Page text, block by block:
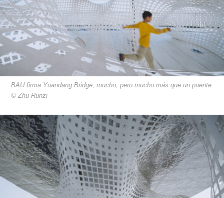
BAU firma Yuandang Bridge, mucho, pero mucho más que un puente
© Zhu Runzi